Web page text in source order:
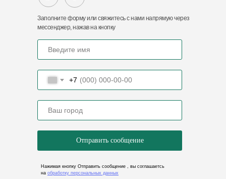
Нажимая кнопку Отправить сообщение , вы соглашаетсь
на обработку персональных данных
+7
Отправить сообщение
Заполните форму или свяжитесь с нами напрямую через
мессенджер, нажав на кнопку
8 (8412) 36-22-17
8 (8412) 20-50-88
Контактный Email
8 (8412) 32-03-29
Бугхалтерия